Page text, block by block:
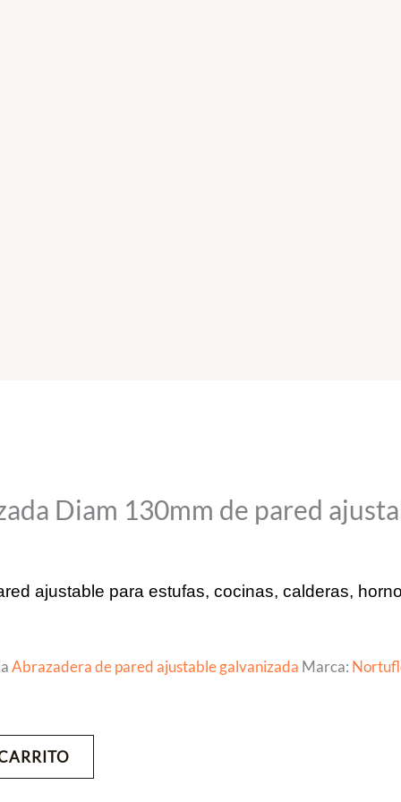
Diam 130mm de pared
ajustable para estufas, cocinas, calderas,
Abrazadera de pared ajustable galvanizada Marca: